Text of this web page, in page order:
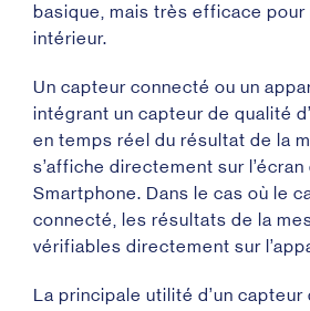
basique, mais très efficace pour
intérieur.
Un capteur connecté ou un
intégrant un capteur de qualité
en temps réel du résultat de la
s’affiche directement sur
Smartphone. Dans le cas où le
connecté, les résultats de la
vérifiables directement sur
La principale utilité d’un capteur